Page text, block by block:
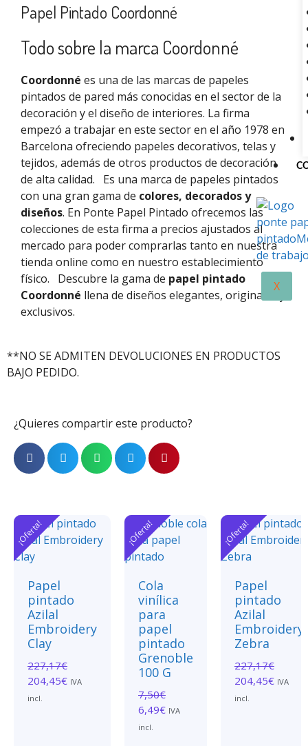
X
Papel Pintado Coordonné
Todo sobre la marca Coordonné
Coordonné es una de las marcas de papeles
pintados de pared más conocidas en el sector de la
decoración y el diseño de interiores. La firma
empezó a trabajar en este sector en el año 1978 en
Barcelona ofreciendo papeles decorativos, telas y
tejidos, además de otros productos de decoración
de alta calidad.
Es una marca de papeles pintados
con una gran gama de colores, decorados y
diseños. En Ponte Papel Pintado ofrecemos las
colecciones de esta firma a precios ajustados al
mercado para poder comprarlas tanto en nuestra
tienda online como en nuestro establecimiento
físico.
Descubre la gama de papel pintado
Coordonné llena de diseños elegantes, originales y
exclusivos.
**NO SE ADMITEN DEVOLUCIONES EN PRODUCTOS
BAJO PEDIDO.
¿Quieres compartir este producto?
¡Oferta!
Papel
pintado
Azilal
Embroidery
Clay
227,17€
204,45€ IVA
incl.
¡Oferta!
Cola
vinílica
para
papel
pintado
Grenoble
100 G
7,50€
6,49€ IVA
incl.
¡Oferta!
Papel
pintado
Azilal
Embroidery
Zebra
227,17€
204,45€ IVA
incl.